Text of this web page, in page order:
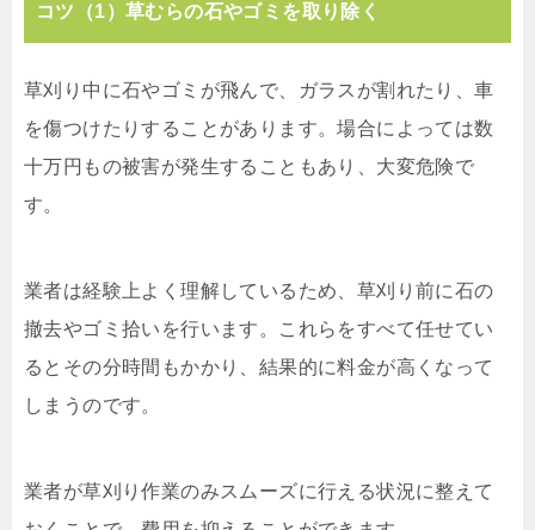
コツ（1）草むらの石やゴミを取り除く
草刈り中に石やゴミが飛んで、ガラスが割れたり、車
を傷つけたりすることがあります。場合によっては数
十万円もの被害が発生することもあり、大変危険で
す。
業者は経験上よく理解しているため、草刈り前に石の
撤去やゴミ拾いを行います。これらをすべて任せてい
るとその分時間もかかり、結果的に料金が高くなって
しまうのです。
業者が草刈り作業のみスムーズに行える状況に整えて